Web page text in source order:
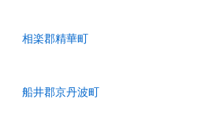
相楽郡精華町
船井郡京丹波町